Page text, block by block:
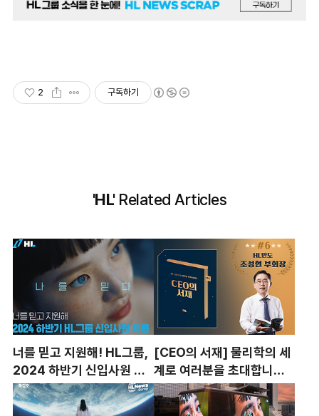
2 구독하기
'HL'Related Articles
너를 믿고 지원해! HL그룹,
2024 하반기 신입사원 채
용 시작
[CEO의 서재] 물리학의 세
계로 여러분을 초대합니다 -
HL만도 조성현 부회장